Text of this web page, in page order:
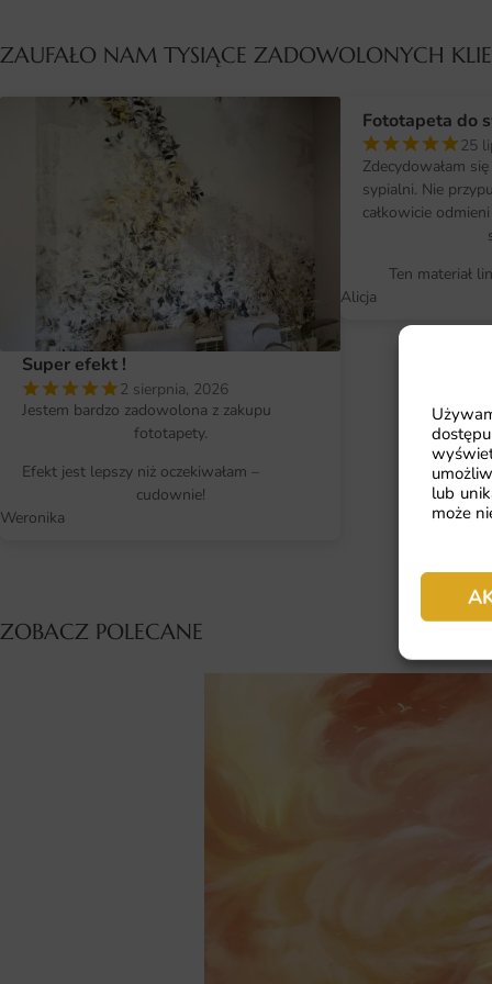
lub
może
ZAUFAŁO NAM TYSIĄCE ZADOWOLONYCH
Super efekt !
2 sierpnia, 2026
Jestem bardzo zadowolona z zakupu
fototapety.
Efekt jest lepszy niż oczekiwałam –
cudownie!
Weronika
Fototapeta do
25
Zdecydowałam
sypialni. Nie
całkowicie
Ten materiał
Alicja
ZOBACZ POLECANE